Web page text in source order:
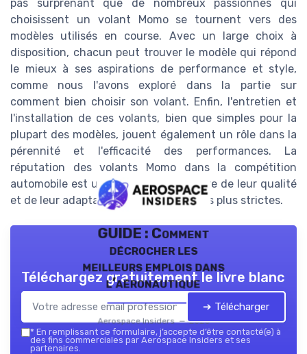
pas surprenant que de nombreux passionnés qui
choisissent un volant Momo se tournent vers des
modèles utilisés en course. Avec un large choix à
disposition, chacun peut trouver le modèle qui répond
le mieux à ses aspirations de performance et style,
comme nous l'avons exploré dans la partie sur
comment bien choisir son volant. Enfin, l'entretien et
l'installation de ces volants, bien que simples pour la
plupart des modèles, jouent également un rôle dans la
pérennité et l'efficacité des performances. La
réputation des volants Momo dans la compétition
automobile est un gage supplémentaire de leur qualité
et de leur adaptation aux exigences les plus strictes.
GUIDE : Comment
décrocher les
meilleurs emplois dans
l’aéronautique
Aerospace Insiders — 2026
Téléchargez gratuitement le livre blanc
➔ Télécharger
* En remplissant ce formulaire, j’accepte d’être contacté(e) à
des fins commerciales par Aerospace Insiders et ses
partenaires.